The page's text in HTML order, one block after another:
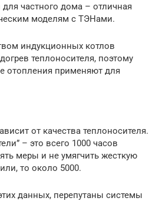
частного дома – отличная
моделям с ТЭНами.
индукционных котлов
теплоносителя, поэтому
отопления применяют для
от качества теплоносителя.
– это всего 1000 часов
меры и не умягчить жесткую
то около 5000.
данных, перепутаны системы